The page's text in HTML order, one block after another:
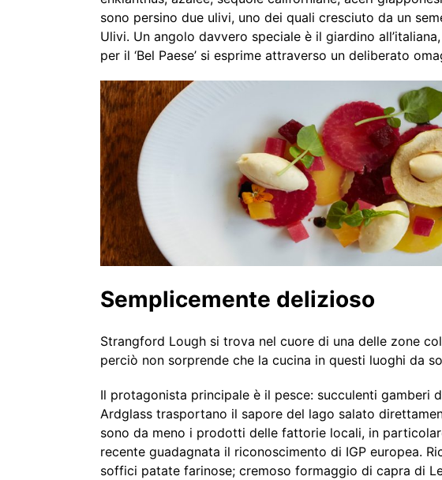
sono persino due ulivi, uno dei quali cresciuto da un
Ulivi. Un angolo davvero speciale è il giardino
per il ‘Bel Paese’ si esprime attraverso un deliberato
Semplicemente delizioso
Strangford Lough si trova nel cuore di una delle zone
perciò non sorprende che la cucina in questi luoghi da
Il protagonista principale è il pesce: succulenti gamberi
Ardglass trasportano il sapore del lago salato
sono da meno i prodotti delle fattorie locali, in
recente guadagnata il riconoscimento di IGP europea.
soffici patate farinose; cremoso formaggio di capra di